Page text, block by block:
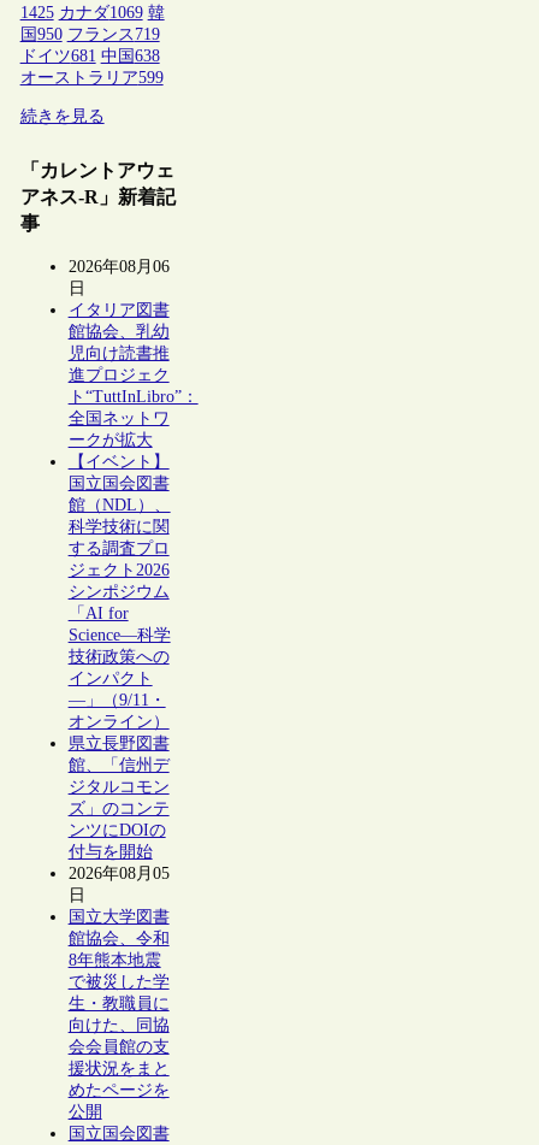
1425 カナダ1069 韓
国 950 フランス 719
ドイツ681 中国 638
オーストラリア599
続きを見る
「カレントアウェ
アネス-R」新着記
事
2026年08月06
日
イタリア図書
館協会、乳幼
児向け読書推
進プロジェク
ト“TuttInLibro”：
全国ネットワ
ークが拡大
【イベント】
国立国会図書
館（NDL）、
科学技術に関
する調査プロ
ジェクト2026
シンポジウム
「AI for
Science―科学
技術政策への
インパクト
―」（9/11・
オンライン）
県立長野図書
館、「信州デ
ジタルコモン
ズ」のコンテ
ンツにDOIの
付与を開始
2026年08月05
日
国立大学図書
館協会、令和
8年熊本地震
で被災した学
生・教職員に
向けた、同協
会会員館の支
援状況をまと
めたページを
公開
国立国会図書